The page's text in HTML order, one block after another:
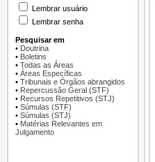
Lembrar usuário
Lembrar senha
Pesquisar em
• Doutrina
• Boletins
• Todas as Áreas
• Áreas Específicas
• Tribunais e Órgãos abrangidos
• Repercussão Geral (STF)
• Recursos Repetitivos (STJ)
• Súmulas (STF)
• Súmulas (STJ)
• Matérias Relevantes em
Julgamento